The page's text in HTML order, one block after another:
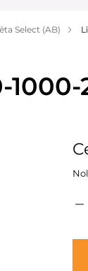
Select (AB)